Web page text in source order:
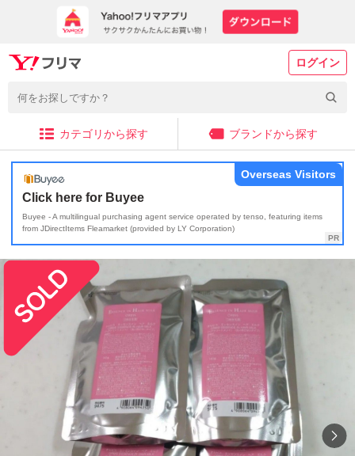
ログイン
カテゴリから探す ブランドから探す
Click here for Buyee
Buyee - A multilingual purchasing agent service operated by tenso, featuring items
from JDirectItems Fleamarket (provided by LY Corporation)
Overseas Visitors